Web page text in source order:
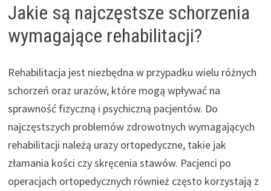
Jakie są najczęstsze schorzenia
wymagające rehabilitacji?
Rehabilitacja jest niezbędna w przypadku wielu różnych
schorzeń oraz urazów, które mogą wpływać na
sprawność fizyczną i psychiczną pacjentów. Do
najczęstszych problemów zdrowotnych wymagających
rehabilitacji należą urazy ortopedyczne, takie jak
złamania kości czy skręcenia stawów. Pacjenci po
operacjach ortopedycznych również często korzystają z